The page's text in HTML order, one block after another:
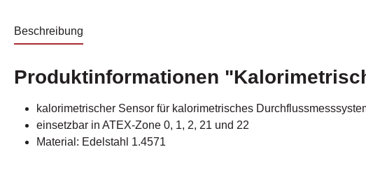
Beschreibung
Produktinformationen
kalorimetrischer Sensor für kalorimetrisches
einsetzbar in ATEX-Zone 0, 1, 2, 21 und 22
Material: Edelstahl 1.4571